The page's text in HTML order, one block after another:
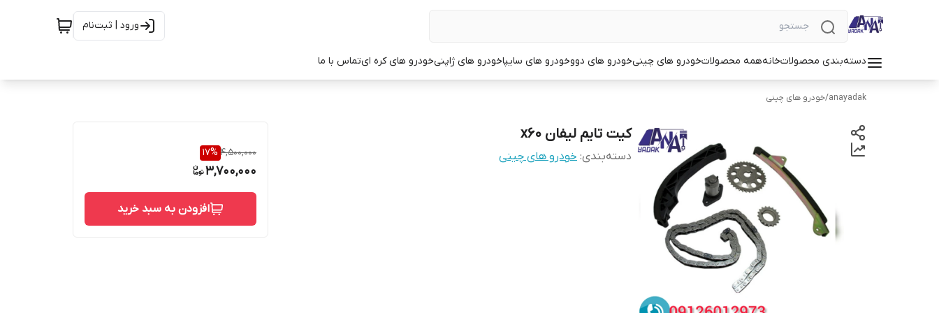
ورود | ثبت‌نام
دسته‌بندی محصولاتخانههمه محصولاتخودرو های چینیخودرو های دووخودرو های سایپاخودرو های ژاپنیخودرو های کره ایتماس با ما
anayadak
/خودرو های چینی
کیت تایم لیفان x60
دسته‌بندی: خودرو های چینی 4,500,000
17%
3,700,000
افزودن به سبد خرید